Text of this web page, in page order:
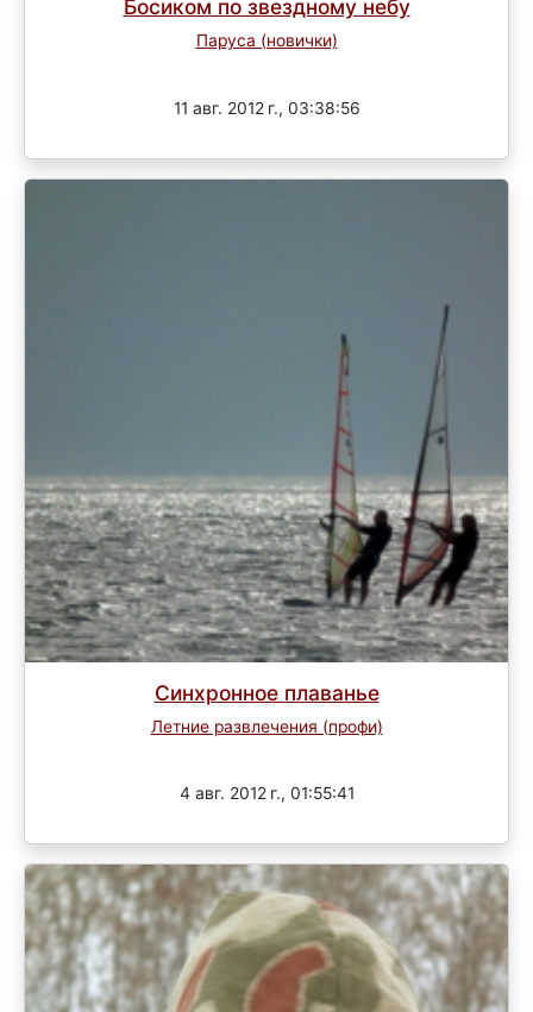
Босиком по звездному небу
Паруса (новички)
11 авг. 2012 г., 03:38:56
Синхронное плаванье
Летние развлечения (профи)
4 авг. 2012 г., 01:55:41